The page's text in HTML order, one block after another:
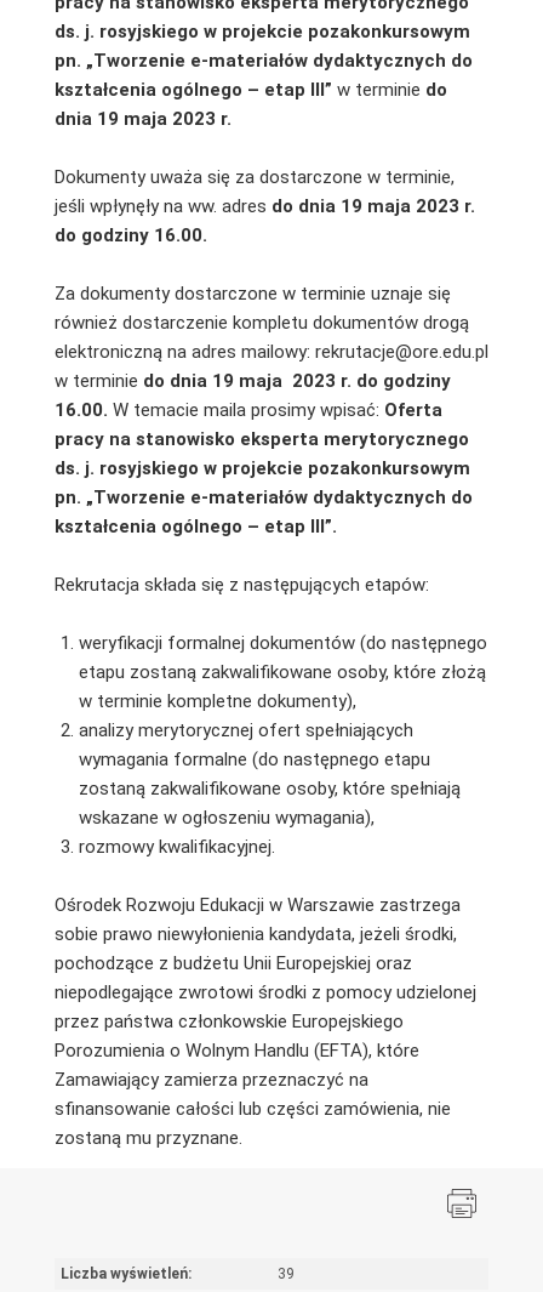
ds. j. rosyjskiego w projekcie pozakonkursowym
pn. „Tworzenie e-materiałów dydaktycznych do
kształcenia ogólnego – etap III” w terminie do
dnia 19 maja 2023 r.
Dokumenty uważa się za dostarczone w terminie,
jeśli wpłynęły na ww. adres do dnia 19 maja 2023 r.
do godziny 16.00.
Za dokumenty dostarczone w terminie uznaje się
również dostarczenie kompletu dokumentów drogą
elektroniczną na adres mailowy: rekrutacje@ore.edu.pl
w terminie do dnia 19 maja 2023 r. do godziny
16.00. W temacie maila prosimy wpisać: Oferta
pracy na stanowisko eksperta merytorycznego
ds. j. rosyjskiego w projekcie pozakonkursowym
pn. „Tworzenie e-materiałów dydaktycznych do
kształcenia ogólnego – etap III”.
Rekrutacja składa się z następujących etapów:
weryfikacji formalnej dokumentów (do następnego
etapu zostaną zakwalifikowane osoby, które złożą
w terminie kompletne dokumenty),
analizy merytorycznej ofert spełniających
wymagania formalne (do następnego etapu
zostaną zakwalifikowane osoby, które spełniają
wskazane w ogłoszeniu wymagania),
rozmowy kwalifikacyjnej.
Ośrodek Rozwoju Edukacji w Warszawie zastrzega
sobie prawo niewyłonienia kandydata, jeżeli środki,
pochodzące z budżetu Unii Europejskiej oraz
niepodlegające zwrotowi środki z pomocy udzielonej
przez państwa członkowskie Europejskiego
Porozumienia o Wolnym Handlu (EFTA), które
Zamawiający zamierza przeznaczyć na
sfinansowanie całości lub części zamówienia, nie
zostaną mu przyznane.
Liczba wyświetleń: 39